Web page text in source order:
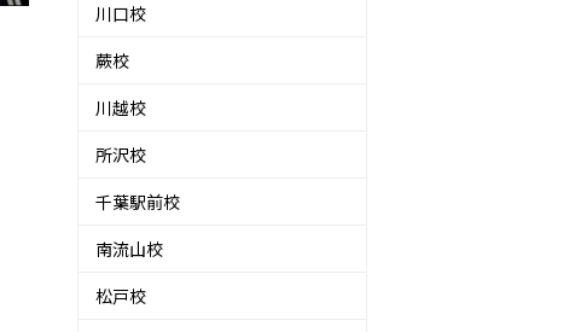
川口校
蕨校
川越校
所沢校
千葉駅前校
南流山校
松戸校